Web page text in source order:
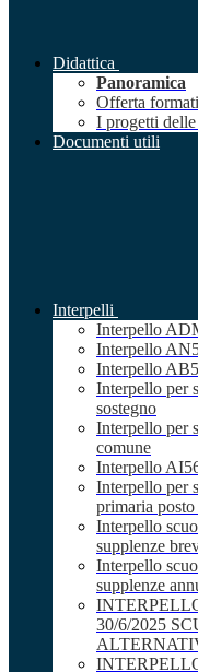
Didattica
Panoramica
Offerta
I progetti delle
Documenti utili
Interpelli
Interpello
Interpello
Interpello
Interpello per
sostegno
Interpello per
comune
Interpello
Interpello per
primaria
Interpello
supplenze
Interpello
supplenze
30/6/2025